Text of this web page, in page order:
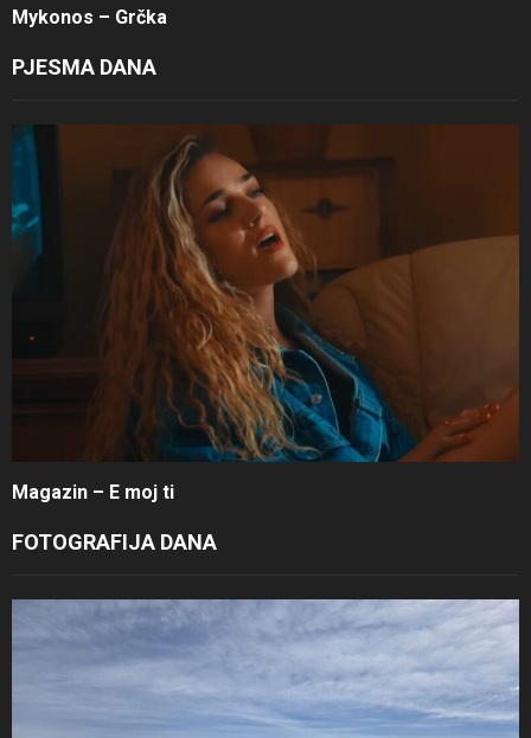
Mykonos – Grčka
PJESMA DANA
Magazin – E moj ti
FOTOGRAFIJA DANA